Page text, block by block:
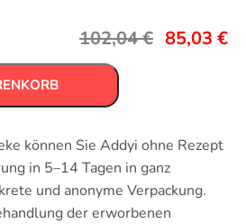
102,04€ 85,03 €
können Sie Addyi ohne Rezept
in 5–14 Tagen in ganz
und anonyme Verpackung.
der erworbenen